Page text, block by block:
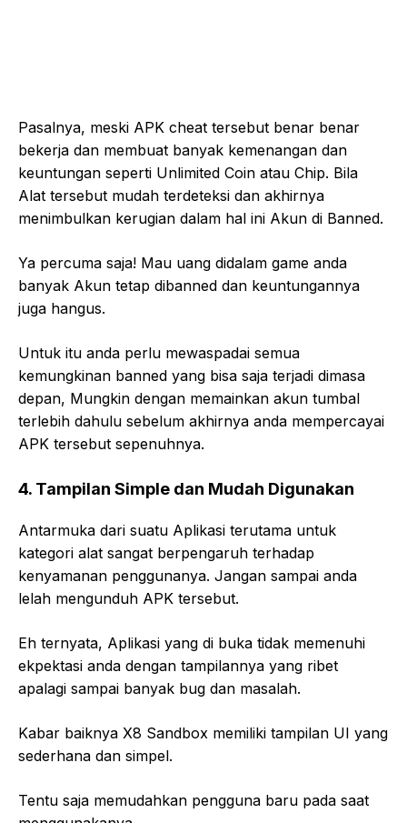
Pasalnya, meski APK cheat tersebut benar benar
bekerja dan membuat banyak kemenangan dan
keuntungan seperti Unlimited Coin atau Chip. Bila
Alat tersebut mudah terdeteksi dan akhirnya
menimbulkan kerugian dalam hal ini Akun di Banned.
Ya percuma saja! Mau uang didalam game anda
banyak Akun tetap dibanned dan keuntungannya
juga hangus.
Untuk itu anda perlu mewaspadai semua
kemungkinan banned yang bisa saja terjadi dimasa
depan, Mungkin dengan memainkan akun tumbal
terlebih dahulu sebelum akhirnya anda mempercayai
APK tersebut sepenuhnya.
4. Tampilan Simple dan Mudah Digunakan
Antarmuka dari suatu Aplikasi terutama untuk
kategori alat sangat berpengaruh terhadap
kenyamanan penggunanya. Jangan sampai anda
lelah mengunduh APK tersebut.
Eh ternyata, Aplikasi yang di buka tidak memenuhi
ekpektasi anda dengan tampilannya yang ribet
apalagi sampai banyak bug dan masalah.
Kabar baiknya X8 Sandbox memiliki tampilan UI yang
sederhana dan simpel.
Tentu saja memudahkan pengguna baru pada saat